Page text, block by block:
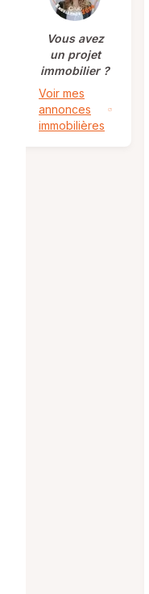
Vous avez
un projet
immobilier ?
Voir mes
annonces
immobilières